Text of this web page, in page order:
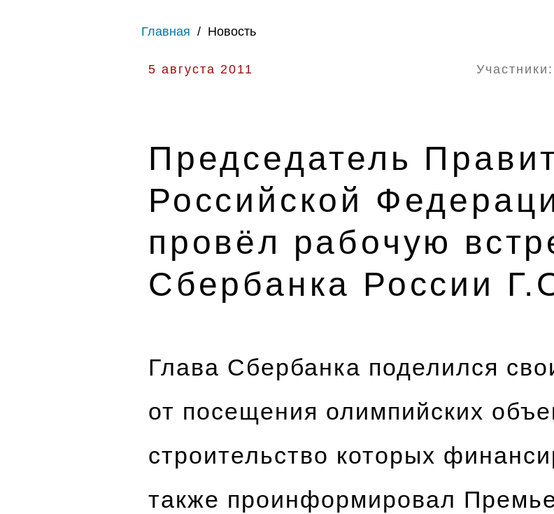
Главная / Новость
5 августа 2011 Участники:
Председатель
Российской
провёл рабочую
Сбербанка России
Глава Сбербанка поделился
от посещения олимпийских
строительство которых
также проинформировал